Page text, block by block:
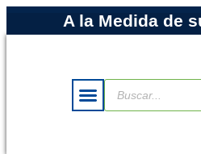
A la Medida de